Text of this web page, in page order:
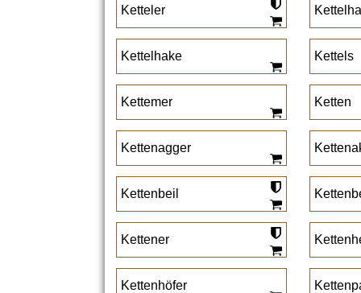
Ketteler
Kettelhake Kettels
Kettemer Ketten
Kettenagger
Kettenbeil
Kettener
Kettenhöfer